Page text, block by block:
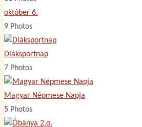
október 6.
9 Photos
Diáksportnap
7 Photos
Magyar Népmese Napja
5 Photos